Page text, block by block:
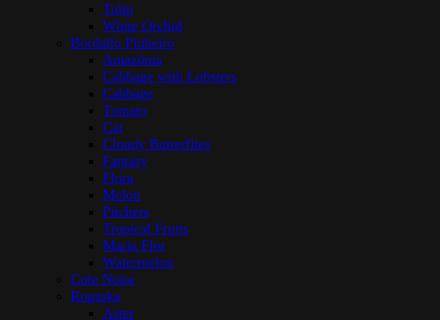
Tulip
White Orchid
Bordallo Pinheiro
Amazōnia
Cabbage with Lobsters
Cabbage
Tomato
Cat
Cloudy Butterflies
Fantasy
Flora
Melon
Pitchers
Tropical Fruits
Maria Flor
Watermelon
Cote Noire
Rogaska
Aster